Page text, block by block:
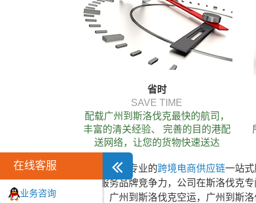
省时
SAVE TIME
配载广州到斯洛伐克最快的航司，
丰富的清关经验、 完善的目的港配
送网络，让您的货物快速送达
皇家物流作为专业的跨境电商供应链一站
克空运服务品牌竞争力，公司在斯洛伐克
运物流，广州到斯洛伐克空运，广州到斯
在线客服
业务咨询